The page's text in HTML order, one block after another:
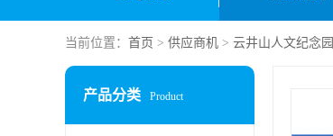
当前位置： 首页 > 供应商机 > 云井山人文纪念园
产品分类 Product